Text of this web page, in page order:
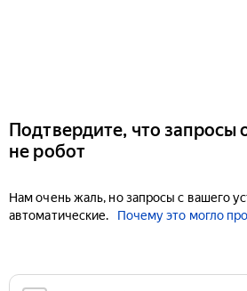
Подтвердите, что запросы
не робот
Нам очень жаль, но запросы с вашего
автоматические.
Почему это могло